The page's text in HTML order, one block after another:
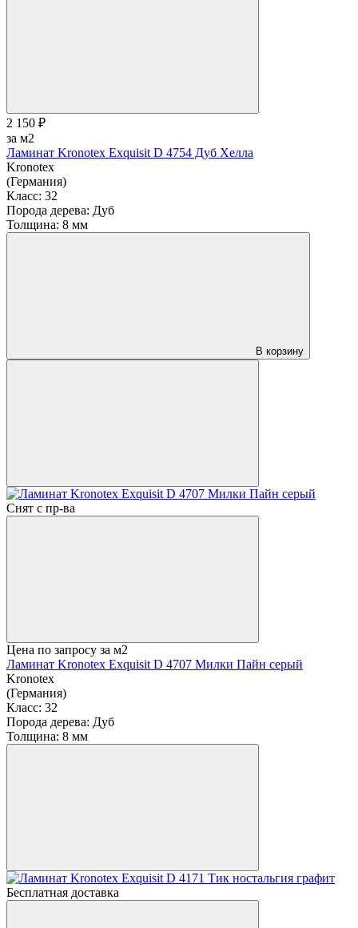
2 150 ₽
за м2
Ламинат Kronotex Exquisit D 4754 Дуб Хелла
Kronotex
(Германия)
Класс: 32
Порода дерева: Дуб
Толщина: 8 мм
В корзину
Снят с пр-ва
Цена по запросу за м2
Ламинат Kronotex Exquisit D 4707 Милки Пайн серый
Kronotex
(Германия)
Класс: 32
Порода дерева: Дуб
Толщина: 8 мм
Бесплатная доставка